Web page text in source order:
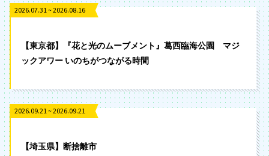
2026.07.31 ~ 2026.08.16
【東京都】『花と光のムーブメント』葛西臨海公園 マジ
ックアワー いのちがつながる時間
2026.09.21 ~ 2026.09.21
【埼玉県】断捨離市